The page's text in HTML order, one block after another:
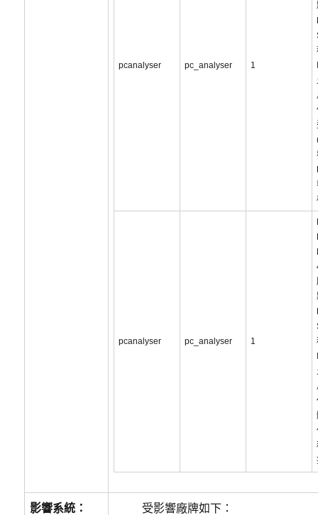
pcanalyser pc_analyser 1
pcanalyser pc_analyser 1
影響系統： 受影響廠牌如下：